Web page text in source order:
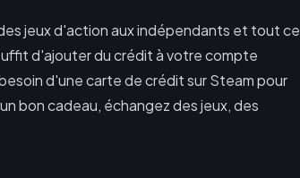
jeux d'action aux indépendants et tout ce
d'ajouter du crédit à votre compte
d'une carte de crédit sur Steam pour
bon cadeau, échangez des jeux, des